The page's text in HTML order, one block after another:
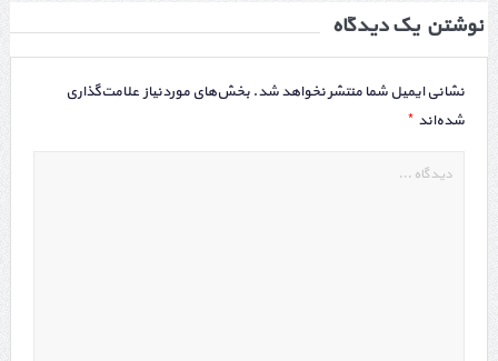
نوشتن یک دیدگاه
نشانی ایمیل شما منتشر نخواهد شد. بخش‌های موردنیاز علامت‌گذاری
شده‌اند *